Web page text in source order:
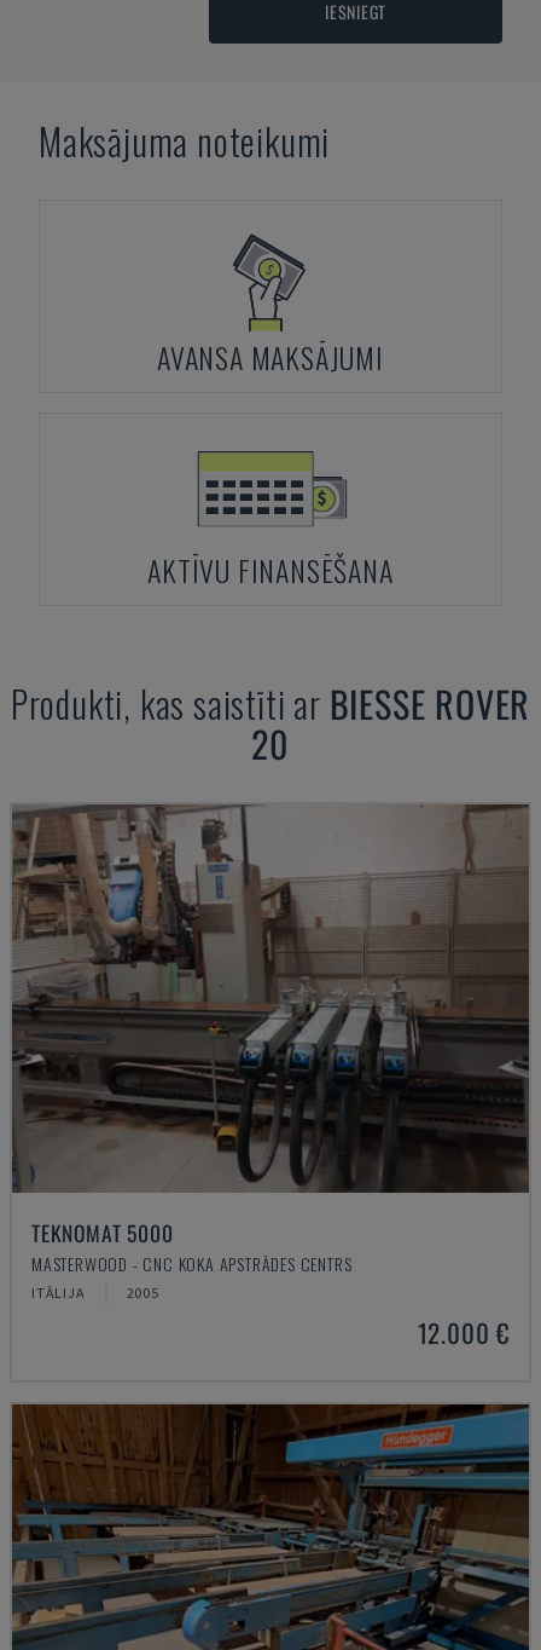
IESNIEGT
Maksājuma noteikumi
AVANSA MAKSĀJUMI
AKTĪVU FINANSĒŠANA
Produkti, kas saistīti ar BIESSE ROVER
20
TEKNOMAT 5000
MASTERWOOD - CNC KOKA APSTRĀDES CENTRS
ITĀLIJA 2005
12.000 €